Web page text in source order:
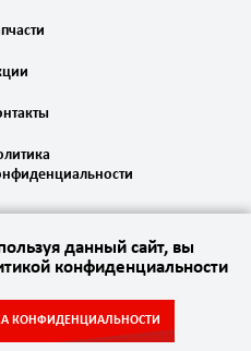
Запчасти Контакты
данный сайт, вы
конфиденциальности
КОНФИДЕНЦИАЛЬНОСТИ